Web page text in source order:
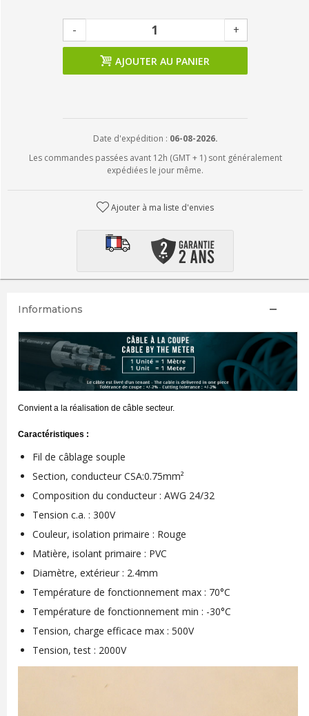
- +
AJOUTER AU PANIER
Date d'expédition : 06-08-2026.
Les commandes passées avant 12h (GMT + 1) sont généralement
expédiées le jour même.
Ajouter à ma liste d'envies
Informations
Convient a la réalisation de câble secteur.
Caractéristiques :
Fil de câblage souple
Section, conducteur CSA:0.75mm²
Composition du conducteur : AWG 24/32
Tension c.a. : 300V
Couleur, isolation primaire : Rouge
Matière, isolant primaire : PVC
Diamètre, extérieur : 2.4mm
Température de fonctionnement max : 70°C
Température de fonctionnement min : -30°C
Tension, charge efficace max : 500V
Tension, test : 2000V